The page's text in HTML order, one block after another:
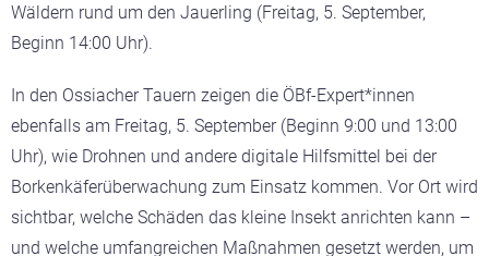
Wäldern rund um den Jauerling (Freitag, 5. September,
Beginn 14:00 Uhr).
In den Ossiacher Tauern zeigen die ÖBf-Expert*innen
ebenfalls am Freitag, 5. September (Beginn 9:00 und 13:00
Uhr), wie Drohnen und andere digitale Hilfsmittel bei der
Borkenkäferüberwachung zum Einsatz kommen. Vor Ort wird
sichtbar, welche Schäden das kleine Insekt anrichten kann –
und welche umfangreichen Maßnahmen gesetzt werden, um